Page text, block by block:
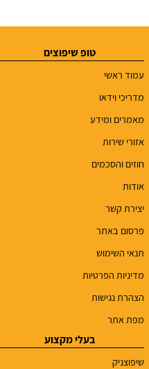
טופ שיפוצים
עמוד ראשי
מדריכי וידאו
מאמרים ומידע
אזורי שירות
חוזים והסכמים
אודות
יצירת קשר
פרסום באתר
תנאי השימוש
מדיניות הפרטיות
הצהרת נגישות
מפת אתר
בעלי מקצוע
שיפוצניק